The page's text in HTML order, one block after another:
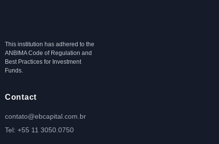
This institution has adhered to the
ANBIMA Code of Regulation and
Best Practices for Investment
Funds.
Contact
contato@ebcapital.com.br
Tel: +55 11 3050.0750